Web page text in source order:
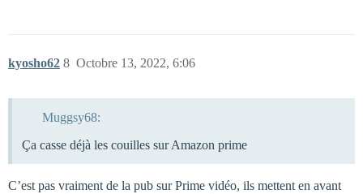
kyosho62 Octobre 13, 2022, 6:06
8
Muggsy68:
Ça casse déjà les couilles sur Amazon prime
C’est pas vraiment de la pub sur Prime vidéo, ils mettent en avant